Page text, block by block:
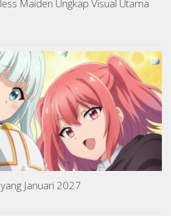
Maiden Ungkap Visual Utama
Januari 2027